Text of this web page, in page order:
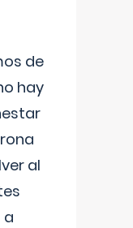
de
hay
al
a